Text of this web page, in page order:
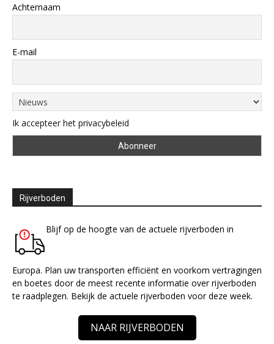
Achternaam
E-mail
Ik accepteer het privacybeleid
Rijverboden
Blijf op de hoogte van de actuele rijverboden in
Europa. Plan uw transporten efficiënt en voorkom vertragingen
en boetes door de meest recente informatie over rijverboden
te raadplegen. Bekijk de actuele rijverboden voor deze week.
NAAR RIJVERBODEN